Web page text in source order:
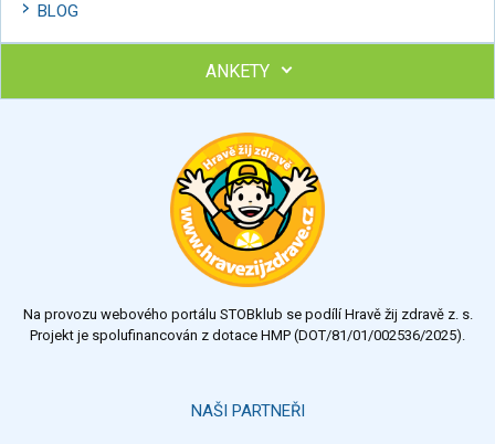
BLOG
ANKETY
Výsledky Všechny ankety
Na provozu webového portálu STOBklub se podílí Hravě žij zdravě z. s.
Projekt je spolufinancován z dotace HMP (DOT/81/01/002536/2025).
NAŠI PARTNEŘI